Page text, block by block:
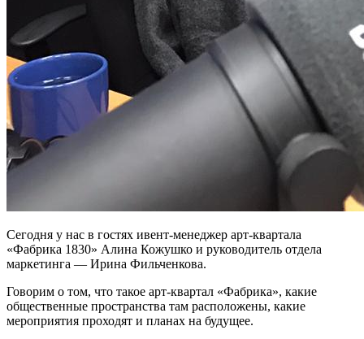
Сегодня у нас в гостях ивент-менеджер арт-квартала
«Фабрика 1830» Алина Кожушко и руководитель отдела
маркетинга — Ирина Фильченкова.
Говорим о том, что такое арт-квартал «Фабрика», какие
общественные пространства там расположены, какие
мероприятия проходят и планах на будущее.